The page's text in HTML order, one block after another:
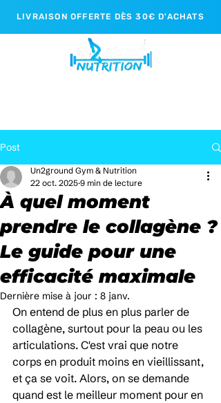
LIVRAISON OFFERTE DÈS 30€ D'ACHATS
Post
À quel moment
prendre le collagène ?
Le guide pour une
efficacité maximale
Un2ground Gym & Nutrition
22 oct. 2025 9 min de lecture
Dernière mise à jour : 8 janv.
On entend de plus en plus parler de
collagène, surtout pour la peau ou les
articulations. C'est vrai que notre
corps en produit moins en vieillissant,
et ça se voit. Alors, on se demande
quand est le meilleur moment pour en